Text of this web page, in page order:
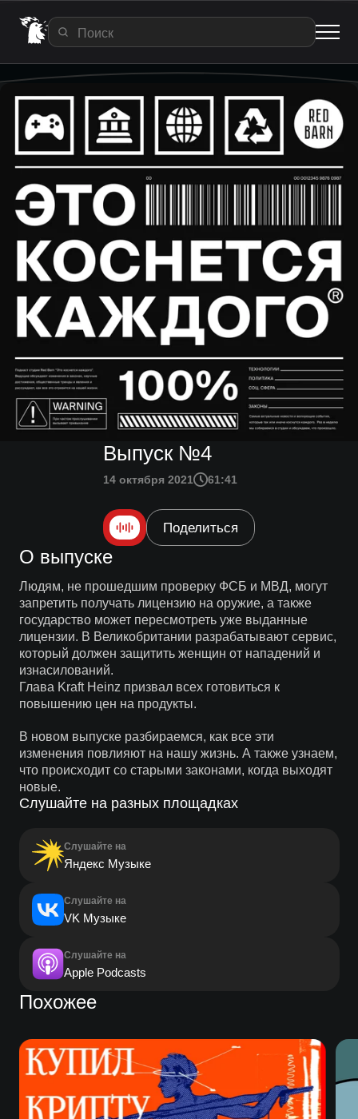
Выпуск №4
14 октября 2021 61:41
Поделиться
О выпуске
Людям, не прошедшим проверку ФСБ и МВД, могут
запретить получать лицензию на оружие, а также
государство может пересмотреть уже выданные
лицензии. В Великобритании разрабатывают сервис,
который должен защитить женщин от нападений и
изнасилований.
Глава Kraft Heinz призвал всех готовиться к
повышению цен на продукты.
В новом выпуске разбираемся, как все эти
изменения повлияют на нашу жизнь. А также узнаем,
что происходит со старыми законами, когда выходят
новые.
Слушайте на разных площадках
Слушайте на
Яндекс Музыке
Слушайте на
VK Музыке
Слушайте на
Apple Podcasts
Похожее